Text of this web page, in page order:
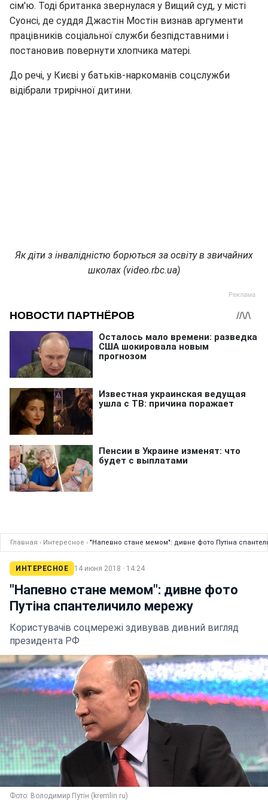
сім'ю. Тоді британка звернулася у Вищий суд, у місті
Суонсі, де суддя Джастін Мостін визнав аргументи
працівників соціальної служби безпідставними і
постановив повернути хлопчика матері.
До речі, у Києві у батьків-наркоманів соцслужби
відібрали трирічної дитини.
Як діти з інвалідністю борються за освіту в звичайних
школах (video.rbc.ua)
Главная › Интересное › "Напевно стане мемом": дивне фото Путіна
ИНТЕРЕСНОЕ 14 июня 2018 · 14:24
"Напевно стане мемом": дивне фото
Путіна спантеличило мережу
Користувачів соцмережі здивував дивний вигляд
президента РФ
Фото: Володимир Путін (kremlin.ru)